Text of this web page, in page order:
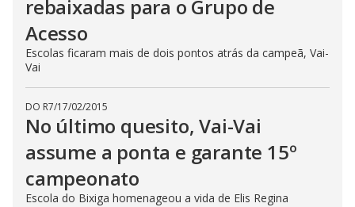
rebaixadas para o Grupo de
Acesso
Escolas ficaram mais de dois pontos atrás da campeã, Vai-
Vai
DO R7/17/02/2015
No último quesito, Vai-Vai
assume a ponta e garante 15º
campeonato
Escola do Bixiga homenageou a vida de Elis Regina